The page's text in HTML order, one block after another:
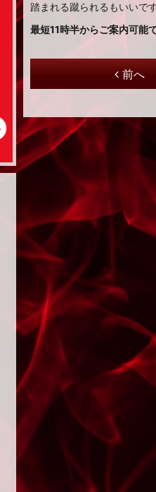
踏まれる蹴られるもいいで
最短11時半からご案内可能
前へ